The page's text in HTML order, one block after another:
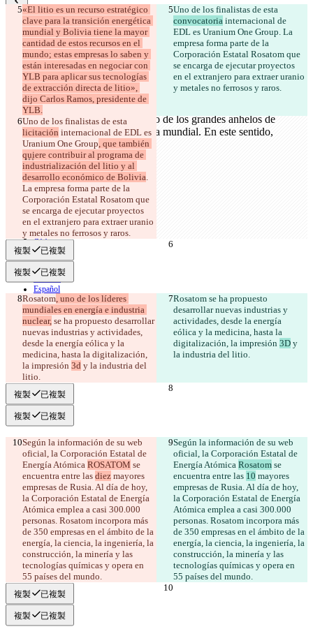
«El litio es un recurso estratégico
clave para la transición energética
mundial y Bolivia tiene la mayor
cantidad de estos recursos en el
mundo; estas empresas lo saben y
están interesadas en negociar con
YLB para aplicar sus tecnologías
de extracción directa de litio»,
dijo Carlos Ramos, presidente de
YLB.
Uno de los finalistas de esta
convocatoria internacional de
EDL es Uranium One Group. La
empresa forma parte de la
Corporación Estatal Rosatom que
se encarga de ejecutar proyectos
en el extranjero para extraer uranio
y metales no ferrosos y raros.
Uno de los finalistas de esta
licitación internacional de EDL es
Uranium One Group, que también
quiere contribuir al programa de
industrialización del litio y al
desarrollo económico de Bolivia.
La empresa forma parte de la
Corporación Estatal Rosatom que
se encarga de ejecutar proyectos
en el extranjero para extraer uranio
y metales no ferrosos y raros.
複製 已複製
複製 已複製
Rosatom, uno de los líderes
mundiales en energía e industria
nuclear, se ha propuesto desarrollar
nuevas industrias y actividades,
desde la energía eólica y la
medicina, hasta la digitalización,
la impresión 3d y la industria del
litio.
Rosatom se ha propuesto
desarrollar nuevas industrias y
actividades, desde la energía
eólica y la medicina, hasta la
digitalización, la impresión 3D y
la industria del litio.
複製 已複製
複製 已複製
Según la información de su web
oficial, la Corporación Estatal de
Energía Atómica ROSATOM se
encuentra entre las diez mayores
empresas de Rusia. Al día de hoy,
la Corporación Estatal de Energía
Atómica emplea a casi 300.000
personas. Rosatom incorpora más
de 350 empresas en el ámbito de la
energía, la ciencia, la ingeniería, la
construcción, la minería y las
tecnologías químicas y opera en
55 países del mundo.
Según la información de su web
oficial, la Corporación Estatal de
Energía Atómica Rosatom se
encuentra entre las 10 mayores
empresas de Rusia. Al día de hoy,
la Corporación Estatal de Energía
Atómica emplea a casi 300.000
personas. Rosatom incorpora más
de 350 empresas en el ámbito de la
energía, la ciencia, la ingeniería, la
construcción, la minería y las
tecnologías químicas y opera en
55 países del mundo.
複製 已複製
複製 已複製
已保存差異
原始文本
開啟檔案
更改後文本
尋找差異
© 2026 Checker Software Inc.
聯繫我們
CLI
條款
隱私政策
API
iManage
English
Deutsch
Español
Français
हिन्दी
Italiano
日本語
Português
简体中文
繁體中文
한국어